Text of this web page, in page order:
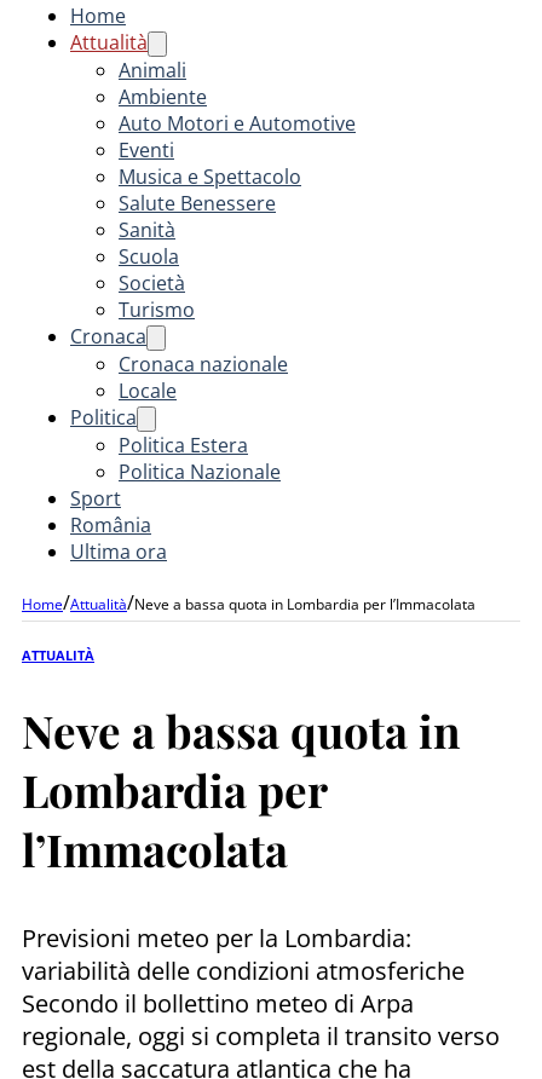
Home
Attualità
Animali
Ambiente
Auto Motori e Automotive
Eventi
Musica e Spettacolo
Salute Benessere
Sanità
Scuola
Società
Turismo
Cronaca
Cronaca nazionale
Locale
Politica
Politica Estera
Politica Nazionale
Sport
România
Ultima ora
Home/Attualità/Neve a bassa quota in Lombardia per l’Immacolata
ATTUALITÀ
Neve a bassa quota in
Lombardia per
l’Immacolata
Previsioni meteo per la Lombardia:
variabilità delle condizioni atmosferiche
Secondo il bollettino meteo di Arpa
regionale, oggi si completa il transito verso
est della saccatura atlantica che ha